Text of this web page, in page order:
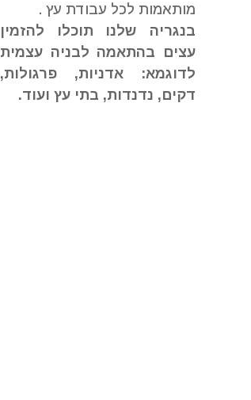
מותאמות לכל עבודת עץ .
בנגריה שלנו תוכלו להזמין
עצים בהתאמה לבניה עצמית
לדוגמא: אדניות, פרגולות,
דקים, נדנדות, בתי עץ ועוד.